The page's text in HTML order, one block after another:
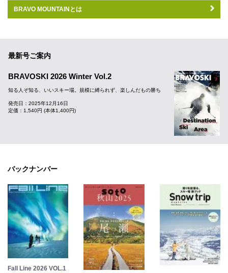
BRAVO MOUNTAINとは
最新号ご案内
BRAVOSKI 2026 Winter Vol.2
知る人ぞ知る、いいスキー場。規模に縛られず、楽しんだもの勝ち
発売日：2025年12月16日
定価：1,540円 (本体1,400円)
バックナンバー
Fall Line 2026 VOL.1